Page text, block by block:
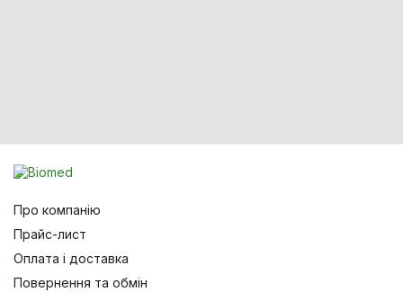
Про компанію
Прайс-лист
Оплата і доставка
Повернення та обмін